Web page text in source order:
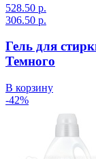
528.50 р.
306.50 р.
Гель для
Темного
В корзину
-42%